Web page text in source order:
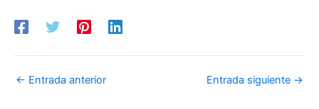
← Entrada anterior Entrada siguiente →